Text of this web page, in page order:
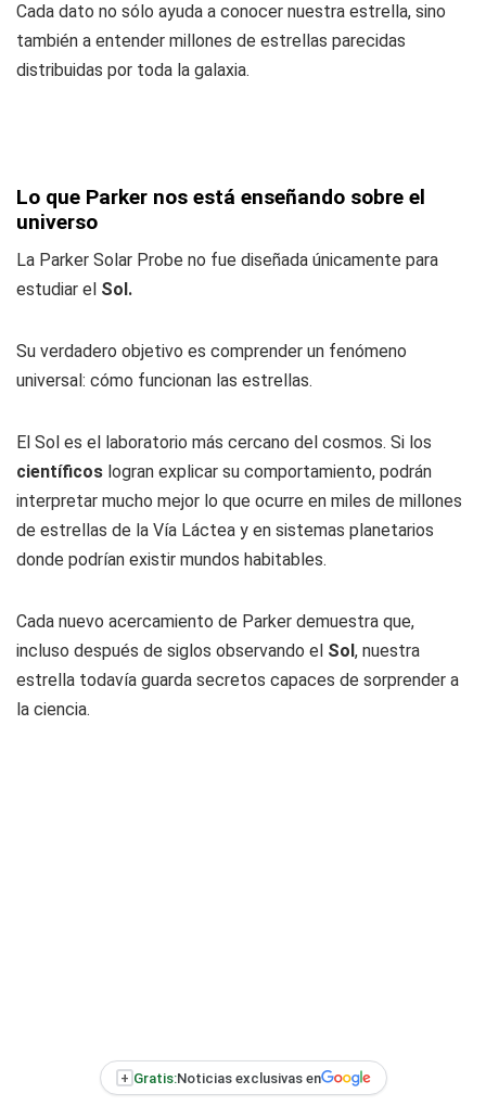
Cada dato no sólo ayuda a conocer nuestra estrella, sino
también a entender millones de estrellas parecidas
distribuidas por toda la galaxia.
Lo que Parker nos está enseñando sobre el
universo
La Parker Solar Probe no fue diseñada únicamente para
estudiar el Sol.
Su verdadero objetivo es comprender un fenómeno
universal: cómo funcionan las estrellas.
El Sol es el laboratorio más cercano del cosmos. Si los
científicos logran explicar su comportamiento, podrán
interpretar mucho mejor lo que ocurre en miles de millones
de estrellas de la Vía Láctea y en sistemas planetarios
donde podrían existir mundos habitables.
Cada nuevo acercamiento de Parker demuestra que,
incluso después de siglos observando el Sol, nuestra
estrella todavía guarda secretos capaces de sorprender a
la ciencia.
+ Gratis:Noticias exclusivas en